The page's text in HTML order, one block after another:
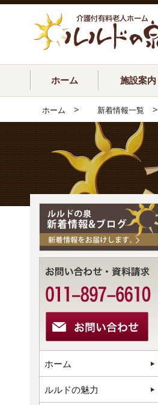
ホーム 施設案内
ホーム > 新着情報一覧 >
ホーム
ルルドの魅力